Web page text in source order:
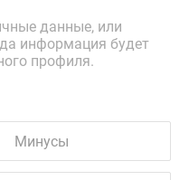
данные, или
информация будет
профиля.